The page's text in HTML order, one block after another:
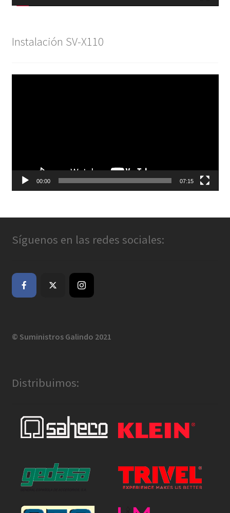
Instalación SV-X110
00:00 07:15
Síguenos en las redes sociales:
© Suministros Galindo 2021
Distribuimos: